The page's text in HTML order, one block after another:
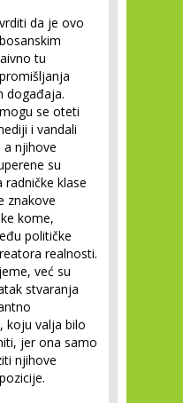
da je ovo
tu
događaja.
se oteti
i vandali
a njihove
su
klase
znakove
kome,
političke
realnosti.
već su
stvaranja
koju valja bilo
jer ona samo
njihove